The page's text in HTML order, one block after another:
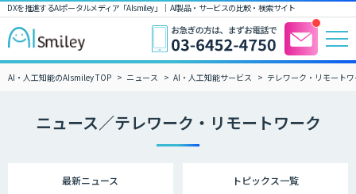
DXを推進するAIポータルメディア「AIsmiley」｜ AI製品・サービスの比較・検索サイト
AI・人工知能のAIsmiley TOP ニュース AI・人工知能サービス テレワーク・リモート
ニュース／テレワーク・リモートワーク
最新ニュース トピックス一覧